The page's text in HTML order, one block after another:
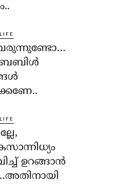
വരുന്നുണ്ടോ…
ഉറങ്ങാന്‍